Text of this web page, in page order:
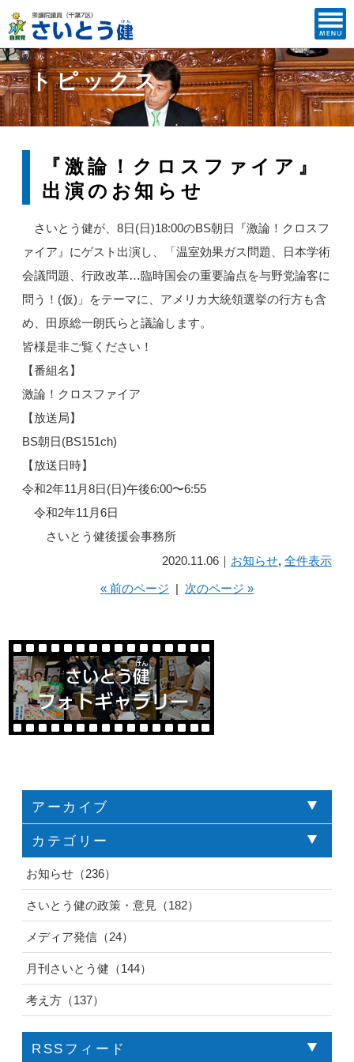
トピックス
『激論！クロスファイア』
出演のお知らせ
さいとう健が、8日(日)18:00のBS朝日『激論！クロスフ
ァイア』にゲスト出演し、「温室効果ガス問題、日本学術
会議問題、行政改革…臨時国会の重要論点を与野党論客に
問う！(仮)」をテーマに、アメリカ大統領選挙の行方も含
め、田原総一朗氏らと議論します。
皆様是非ご覧ください！
【番組名】
激論！クロスファイア
【放送局】
BS朝日(BS151ch)
【放送日時】
令和2年11月8日(日)午後6:00〜6:55
令和2年11月6日
さいとう健後援会事務所
2020.11.06｜ お知らせ, 全件表示
« 前のページ | 次のページ »
アーカイブ
カテゴリー
お知らせ（236）
さいとう健の政策・意見（182）
メディア発信（24）
月刊さいとう健（144）
考え方（137）
RSSフィード